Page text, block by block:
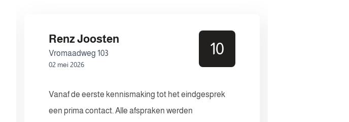
Renz Joosten
Vromaadweg 103
02 mei 2026
10
Vanaf de eerste kennismaking tot het eindgesprek
een prima contact. Alle afspraken werden